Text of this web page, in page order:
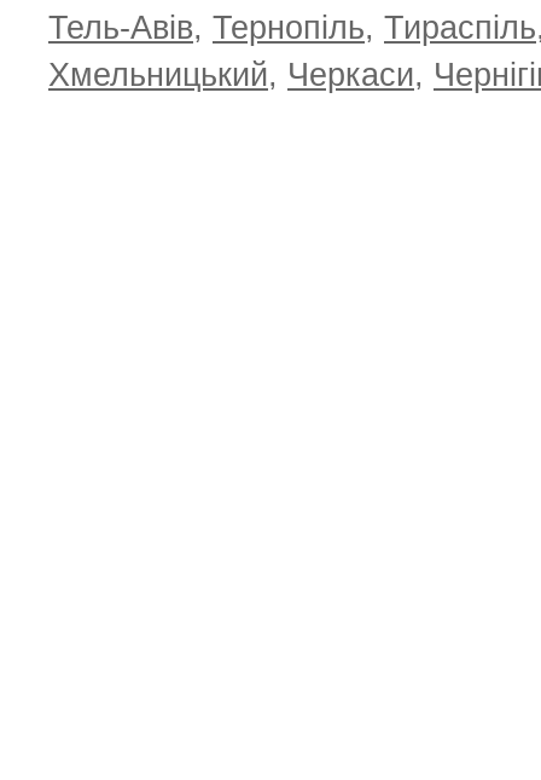
Тель-Авів, Тернопіль, Тираспіль
Хмельницький, Черкаси,